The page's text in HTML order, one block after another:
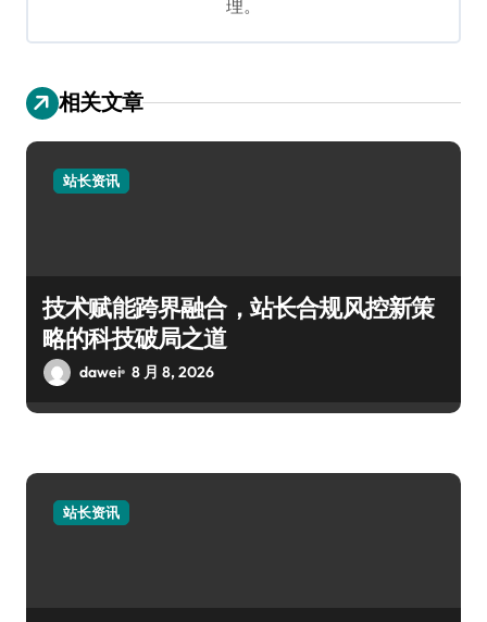
理。
相关文章
站长资讯
技术赋能跨界融合，站长合规风控新策
略的科技破局之道
dawei 8 月 8, 2026
站长资讯